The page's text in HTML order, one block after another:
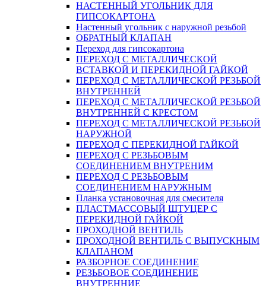
НАСТЕННЫЙ УГОЛЬНИК ДЛЯ
ГИПСОКАРТОНА
Настенный угольник с наружной резьбой
ОБРАТНЫЙ КЛАПАН
Переход для гипсокартона
ПЕРЕХОД С МЕТАЛЛИЧЕСКОЙ
ВСТАВКОЙ И ПЕРЕКИДНОЙ ГАЙКОЙ
ПЕРЕХОД С МЕТАЛЛИЧЕСКОЙ РЕЗЬБОЙ
ВНУТРЕННЕЙ
ПЕРЕХОД С МЕТАЛЛИЧЕСКОЙ РЕЗЬБОЙ
ВНУТРЕННЕЙ С КРЕСТОМ
ПЕРЕХОД С МЕТАЛЛИЧЕСКОЙ РЕЗЬБОЙ
НАРУЖНОЙ
ПЕРЕХОД С ПЕРЕКИДНОЙ ГАЙКОЙ
ПЕРЕХОД С РЕЗЬБОВЫМ
СОЕДИНЕНИЕМ ВНУТРЕНИМ
ПЕРЕХОД С РЕЗЬБОВЫМ
СОЕДИНЕНИЕМ НАРУЖНЫМ
Планка установочная для смесителя
ПЛАСТМАССОВЫЙ ШТУЦЕР С
ПЕРЕКИДНОЙ ГАЙКОЙ
ПРОХОДНОЙ ВЕНТИЛЬ
ПРОХОДНОЙ ВЕНТИЛЬ С ВЫПУСКНЫМ
КЛАПАНОМ
РАЗБОРНОЕ СОЕДИНЕНИЕ
РЕЗЬБОВОЕ СОЕДИНЕНИЕ
ВНУТРЕННИЕ